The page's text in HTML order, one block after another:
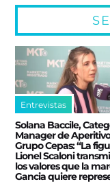
Entrevistas
Solana Baccile,
Manager de
Grupo Cepas: “La
Lionel Scaloni
los valores que la
Gancia quiere